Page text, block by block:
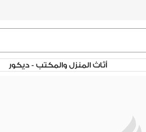
أثاث المنزل والمكتب - ديكور